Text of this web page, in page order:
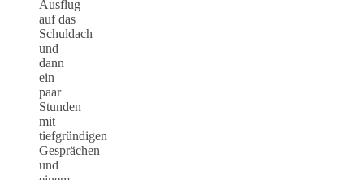
Ausflug
auf das
Schuldach
und
dann
ein
paar
Stunden
mit
tiefgründigen
Gesprächen
und